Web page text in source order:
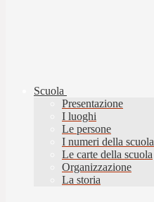
Scuola
Presentazione
I luoghi
Le persone
I numeri della scuola
Le carte della scuola
Organizzazione
La storia